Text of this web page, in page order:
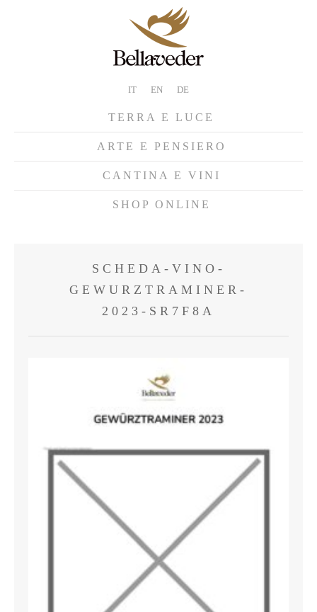
IT EN DE
TERRA E LUCE
ARTE E PENSIERO
CANTINA E VINI
SHOP ONLINE
SCHEDA-VINO-
GEWURZTRAMINER-
2023-SR7F8A